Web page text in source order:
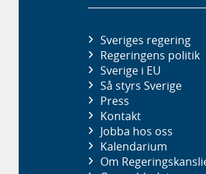
Sveriges regering
Regeringens politik
Sverige i EU
Så styrs Sverige
Press
Kontakt
Jobba hos oss
Kalendarium
Om